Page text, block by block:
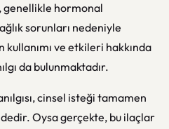
genellikle hormonal
sorunları nedeniyle
kullanımı ve etkileri hakkında
da bulunmaktadır.
cinsel isteği tamamen
Oysa gerçekte, bu ilaçlar